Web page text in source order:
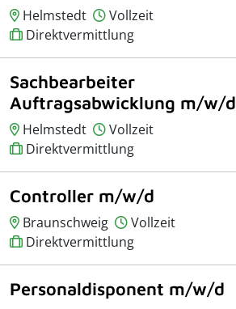
Helmstedt
Vollzeit
Direktvermittlung
Sachbearbeiter
Auftragsabwicklung m/w/d
Helmstedt
Vollzeit
Direktvermittlung
Controller m/w/d
Braunschweig
Vollzeit
Direktvermittlung
Personaldisponent m/w/d